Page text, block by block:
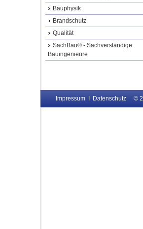
Bauphysik
Brandschutz
Qualität
SachBau® - Sachverständige
Bauingenieure
Impressum Datenschutz ©